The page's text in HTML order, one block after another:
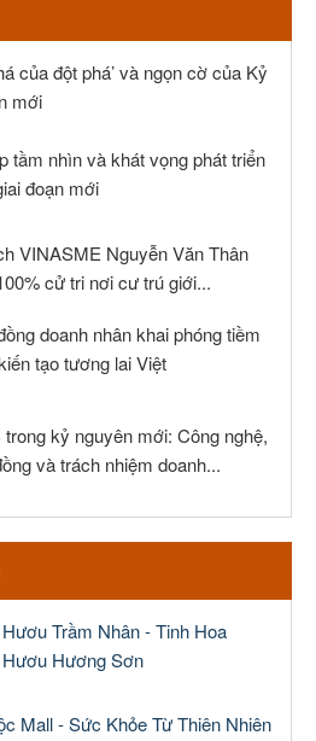
của đột phá’ và ngọn cờ của Kỷ
mới
tầm nhìn và khát vọng phát triển
đoạn mới
VINASME Nguyễn Văn Thân
cử tri nơi cư trú giới...
doanh nhân khai phóng tiềm
tạo tương lai Việt
trong kỷ nguyên mới: Công nghệ,
và trách nhiệm doanh...
Trầm Nhân - Tinh Hoa
Hương Sơn
Mall - Sức Khỏe Từ Thiên Nhiên